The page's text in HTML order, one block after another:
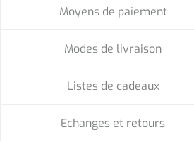
Moyens de paiement
Modes de livraison
Listes de cadeaux
Echanges et retours